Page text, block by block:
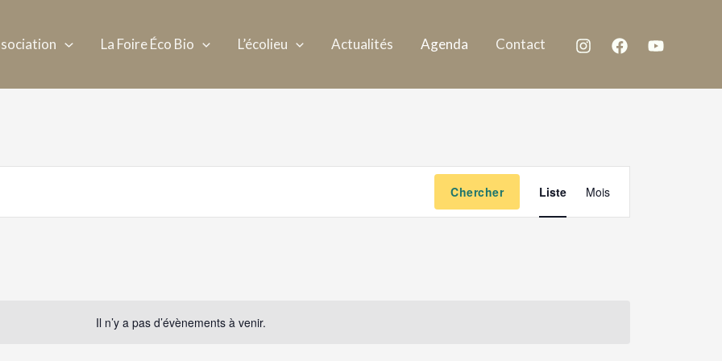
La Foire Éco Bio L’écolieu Actualités Agenda Contact
Il n’y a pas d’évènements à venir.
Chercher Liste Mois